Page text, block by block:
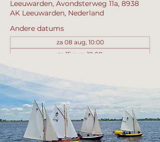
Leeuwarden, Avondsterweg 11a, 8938
AK Leeuwarden, Nederland
Andere datums
za 08 aug, 10:00
za 15 aug, 10:00
Bekijk alle 358 datums
Meld mij aan!